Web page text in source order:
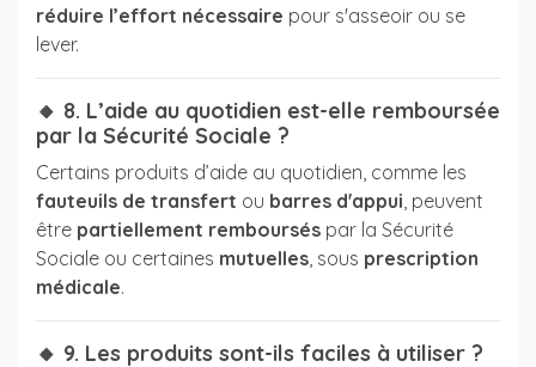
réduire l’effort nécessaire pour s'asseoir ou se
lever.
🔸 8. L’aide au quotidien est-elle remboursée
par la Sécurité Sociale ?
Certains produits d’aide au quotidien, comme les
fauteuils de transfert ou barres d'appui , peuvent
être partiellement remboursés par la Sécurité
Sociale ou certaines mutuelles , sous prescription
médicale.
🔸 9. Les produits sont-ils faciles à utiliser ?